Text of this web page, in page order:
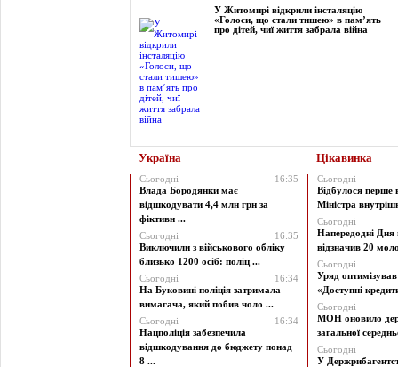
У Житомирі відкрили інсталяцію
«Голоси, що стали тишею» в пам’ять
про дітей, чиї життя забрала війна
Україна Цікавинка
Сьогодні
16:35
Влада Бородянки має
відшкодувати 4,4 млн грн за
фіктивн ...
Сьогодні
16:35
Виключили з військового обліку
близько 1200 осіб: поліц ...
Сьогодні
16:34
На Буковині поліція затримала
вимагача, який побив чоло ...
Сьогодні
16:34
Нацполіція забезпечила
відшкодування до бюджету понад
8 ...
Сьогодні
Відбулося перше
Міністра
Сьогодні
Напередодні Дня
відзначив 20
Сьогодні
Уряд
«Доступні
Сьогодні
МОН оновило
загальної
Сьогодні
У